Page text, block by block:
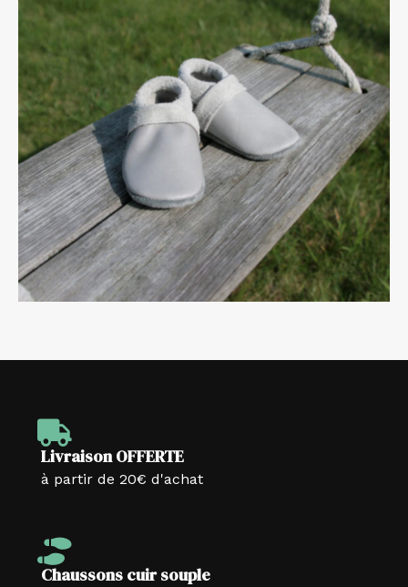
Livraison OFFERTE
à partir de 20€ d'achat
Chaussons cuir souple